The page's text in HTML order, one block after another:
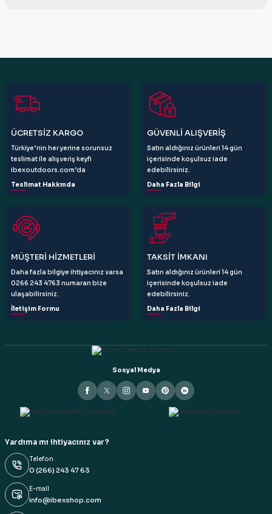
Görüş ve önerileriniz için teşekkür ederiz.
Ürün resmi kalitesiz, bozuk veya görüntülenemiyor.
Ürün açıklamasında eksik bilgiler bulunuyor.
Bu ürüne benzer farklı alternatifler olmalı.
Gönder
ÜCRETSİZ KARGO
Türkiye’nin her yerine sorunsuz
teslimat ile alışveriş keyfi
ibexoutdoors.com’da
Teslimat Hakkında
GÜVENLİ ALIŞVERİŞ
Satın aldığınız ürünleri 14 gün
içerisinde koşulsuz iade
edebilirsiniz.
Daha Fazla Bilgi
MÜŞTERİ HİZMETLERİ
Daha fazla bilgiye ihtiyacınız varsa
0266 243 4763 numaran bize
ulaşabilirsiniz.
İletişim Formu
TAKSİT İMKANI
Satın aldığınız ürünleri 14 gün
içerisinde koşulsuz iade
edebilirsiniz.
Daha Fazla Bilgi
Sosyal Medya
Yardıma mı ihtiyacınız var?
Telefon
0 (266) 243 47 63
E-mail
info@ibexshop.com